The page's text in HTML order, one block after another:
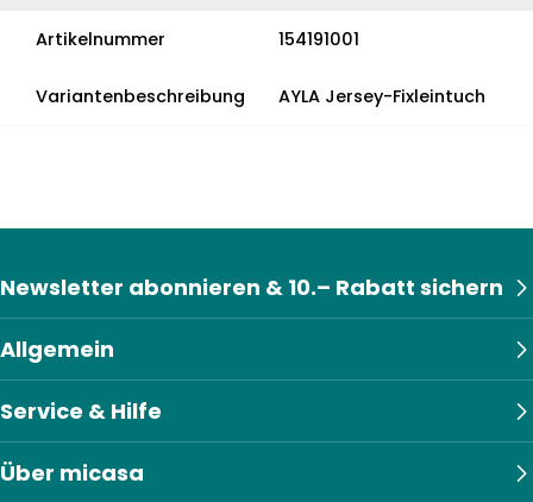
Artikelnummer 154191001
Variantenbeschreibung AYLA Jersey-Fixleintuch
Allgemein
Service & Hilfe
Über micasa
Newsletter abonnieren & 10.– Rabatt sichern